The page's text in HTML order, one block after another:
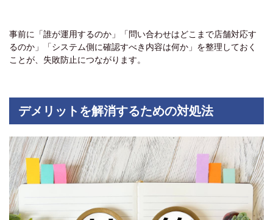
事前に「誰が運用するのか」「問い合わせはどこまで店舗対応す
るのか」「システム側に確認すべき内容は何か」を整理しておく
ことが、失敗防止につながります。
デメリットを解消するための対処法